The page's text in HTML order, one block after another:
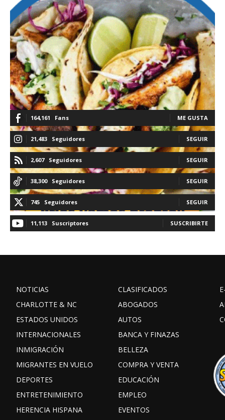
164,161 Fans ME GUSTA
21,483 Seguidores SEGUIR
2,607 Seguidores SEGUIR
38,300 Seguidores SEGUIR
745 Seguidores SEGUIR
11,113 Suscriptores SUSCRIBIRTE
NOTICIAS
CHARLOTTE & NC
ESTADOS UNIDOS
INTERNACIONALES
INMIGRACIÓN
MIGRANTES EN VUELO
DEPORTES
ENTRETENIMIENTO
HERENCIA HISPANA
CLASIFICADOS
ABOGADOS
AUTOS
BANCA Y FINAZAS
BELLEZA
COMPRA Y VENTA
EDUCACIÓN
EMPLEO
EVENTOS